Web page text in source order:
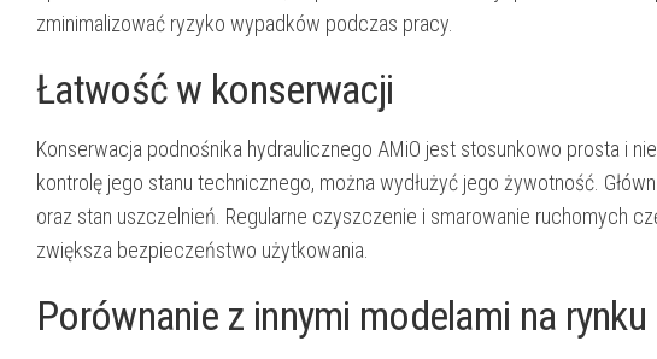
zminimalizować ryzyko wypadków podczas pracy.
Łatwość w konserwacji
Konserwacja podnośnika hydraulicznego AMiO jest stosunkowo prosta i
kontrolę jego stanu technicznego, można wydłużyć jego żywotność.
oraz stan uszczelnień. Regularne czyszczenie i smarowanie ruchomych
zwiększa bezpieczeństwo użytkowania.
Porównanie z innymi modelami na rynku